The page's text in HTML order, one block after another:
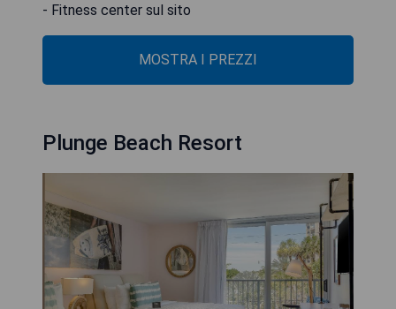
- Fitness center sul sito
MOSTRA I PREZZI
Plunge Beach Resort